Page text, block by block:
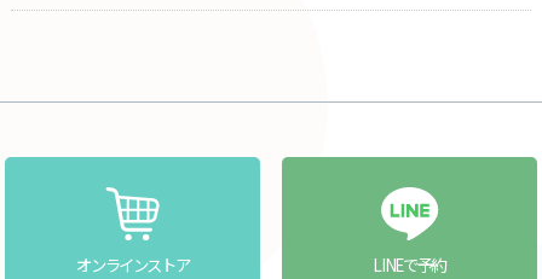
オンラインストア LINEで予約